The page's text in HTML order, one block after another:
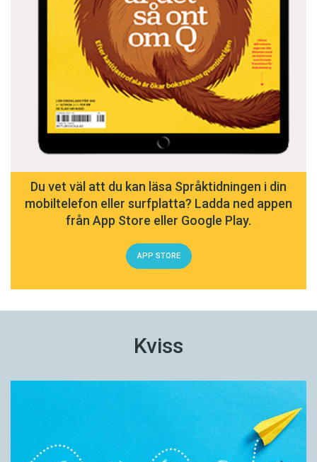
Du vet väl att du kan läsa Språktidningen i din
mobiltelefon eller surfplatta? Ladda ned appen
från App Store eller Google Play.
APP STORE
Kviss